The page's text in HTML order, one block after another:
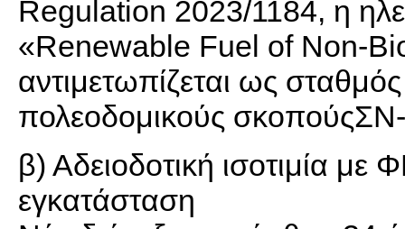
Regulation 2023/1184, η
«Renewable Fuel of Non-
αντιμετωπίζεται ως
πολεοδομικούς
β) Αδειοδοτική ισοτιμία με
εγκατάσταση